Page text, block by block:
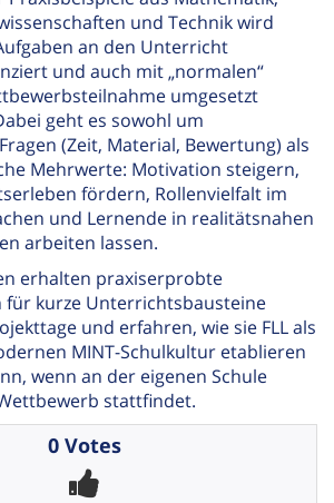
und Technik wird
an den Unterricht
und auch mit „normalen“
umgesetzt
geht es sowohl um
(Zeit, Material, Bewertung) als
Mehrwerte: Motivation steigern,
fördern, Rollenvielfalt im
und Lernende in realitätsnahen
arbeiten lassen.
erhalten praxiserprobte
für kurze Unterrichtsbausteine
und erfahren, wie sie FLL als
MINT-Schulkultur etablieren
wenn an der eigenen Schule
stattfindet.
0 Votes